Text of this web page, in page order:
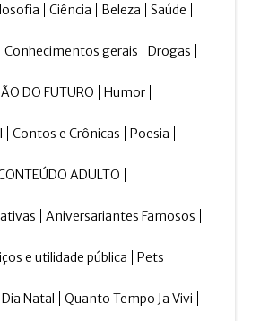
Ciência Beleza Saúde
Conhecimentos gerais Drogas
DO FUTURO Humor
Contos e Crônicas Poesia
ADULTO
Aniversariantes Famosos
e utilidade pública Pets
Natal Quanto Tempo Ja Vivi